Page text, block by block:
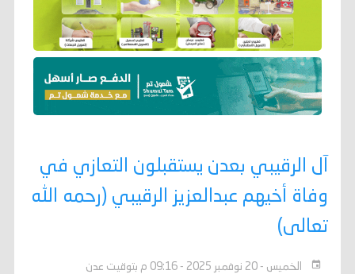
آل الرقيبي بعدن يستقبلون التعازي في
وفاة أخيهم عبدالعزيز الرقيبي (رحمه الله
تعالى)
الخميس - 20 نوفمبر 2025 - 09:16 م بتوقيت عدن